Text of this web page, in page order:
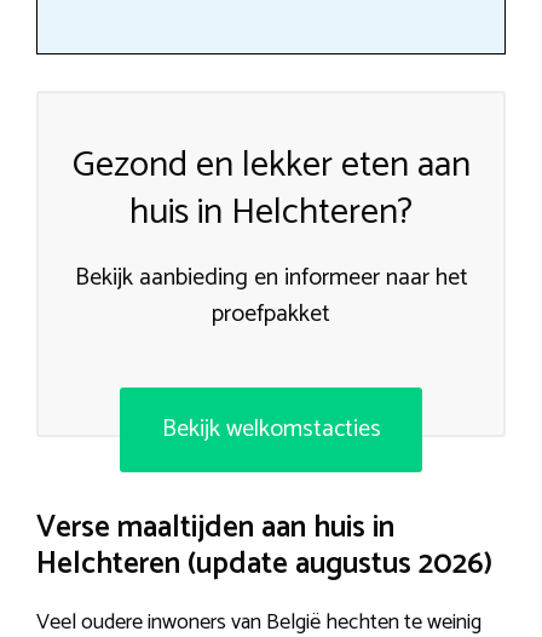
Gezond en lekker eten aan
huis in Helchteren?
Bekijk aanbieding en informeer naar het
proefpakket
Bekijk welkomstacties
Verse maaltijden aan huis in
Helchteren (update augustus 2026)
Veel oudere inwoners van België hechten te weinig